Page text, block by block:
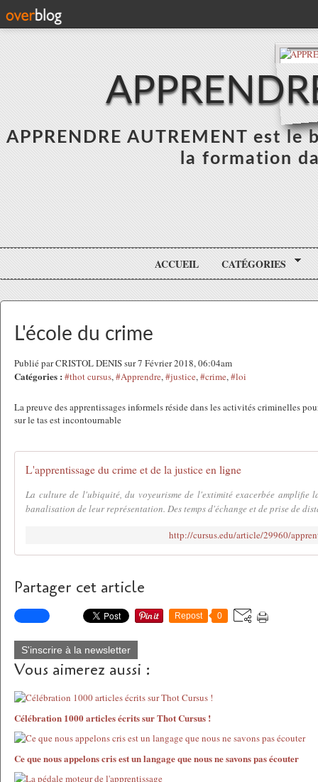
APPRENDRE AUTREMENT est
la formation
ACCUEIL CATÉGORIES
L'école du crime
Publié par CRISTOL DENIS sur 7 Février 2018, 06:04am
Catégories : #thot cursus,#Apprendre,#justice,#crime,#loi
La preuve des apprentissages informels réside dans les activités criminelles
sur le tas est incontournable
L'apprentissage du crime et de la justice en ligne
La culture de l'ubiquité, du voyeurisme de l'extimité exacerbée amplifie
banalisation de leur représentation. Des temps d'échange et de prise de
http://cursus.edu/article/29960/
Partager cet article
Repost 0
S'inscrire à la newsletter
Vous aimerez aussi :
Célébration 1000 articles écrits sur Thot Cursus !
Ce que nous appelons cris est un langage que nous ne savons pas écouter